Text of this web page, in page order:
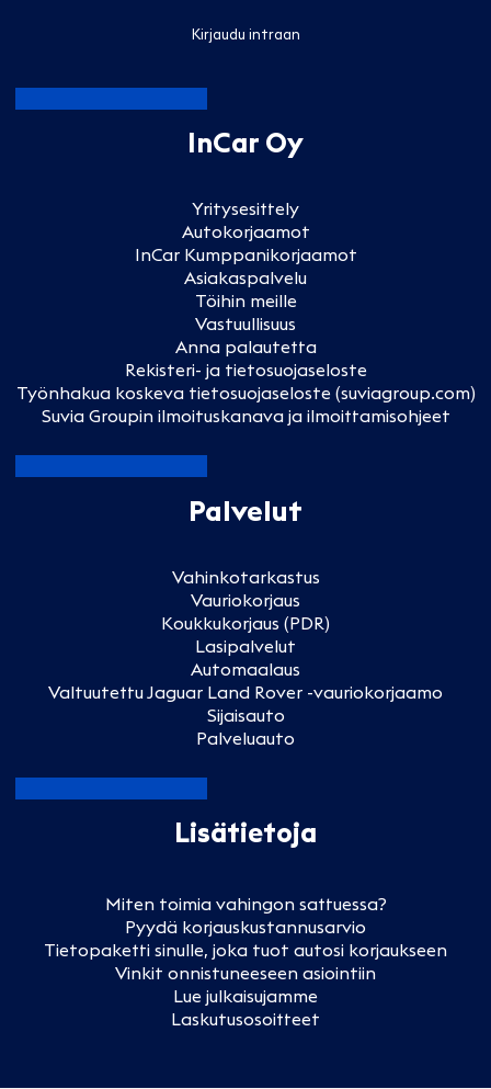
Kirjaudu intraan
InCar Oy
Yritysesittely
Autokorjaamot
InCar Kumppanikorjaamot
Asiakaspalvelu
Töihin meille
Vastuullisuus
Anna palautetta
Rekisteri- ja tietosuojaseloste
Työnhakua koskeva tietosuojaseloste (suviagroup.com)
Suvia Groupin ilmoituskanava ja ilmoittamisohjeet
Palvelut
Vahinkotarkastus
Vauriokorjaus
Koukkukorjaus (PDR)
Lasipalvelut
Automaalaus
Valtuutettu Jaguar Land Rover -vauriokorjaamo
Sijaisauto
Palveluauto
Lisätietoja
Miten toimia vahingon sattuessa?
Pyydä korjauskustannusarvio
Tietopaketti sinulle, joka tuot autosi korjaukseen
Vinkit onnistuneeseen asiointiin
Lue julkaisujamme
Laskutusosoitteet